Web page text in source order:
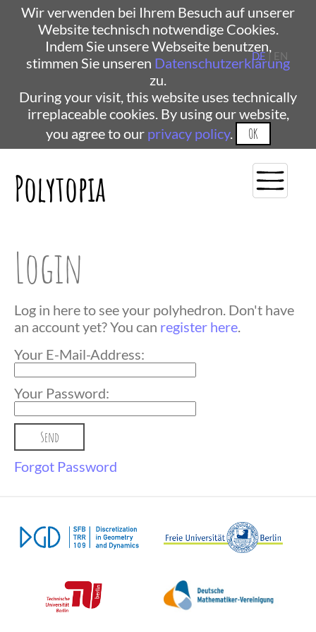
Wir verwenden bei Ihrem Besuch auf unserer
Website technisch notwendige Cookies.
Indem Sie unsere Webseite benutzen,
stimmen Sie unseren Datenschutzerklärung
zu.
During your visit, this website uses technically
irreplaceable cookies. By using our website,
you agree to our privacy policy. OK
Polytopia
DE| EN
Login
Log in here to see your polyhedron. Don't have
an account yet? You can register here.
Your E-Mail-Address:
Your Password:
Forgot Password